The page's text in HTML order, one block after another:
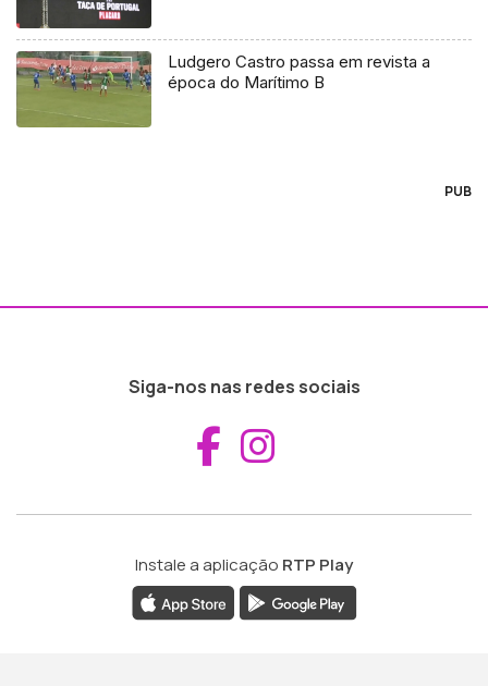
Ludgero Castro passa em revista a
época do Marítimo B
PUB
Siga-nos nas redes sociais
Aceder ao
Instale a aplicação RTP Play